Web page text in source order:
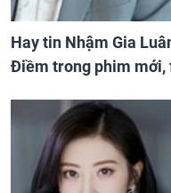
Hay tin Nhậm Gia
Điềm trong phim mới,